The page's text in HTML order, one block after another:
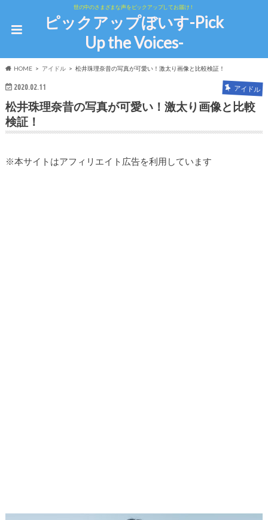
世の中のさまざまな声をピックアップしてお届け！
ピックアップぼいす-Pick
Up the Voices-
HOME アイドル 松井珠理奈昔の写真が可愛い！激太り画像と比較検証！
2020.02.11 アイドル
松井珠理奈昔の写真が可愛い！激太り画像と比較
検証！
※本サイトはアフィリエイト広告を利用しています